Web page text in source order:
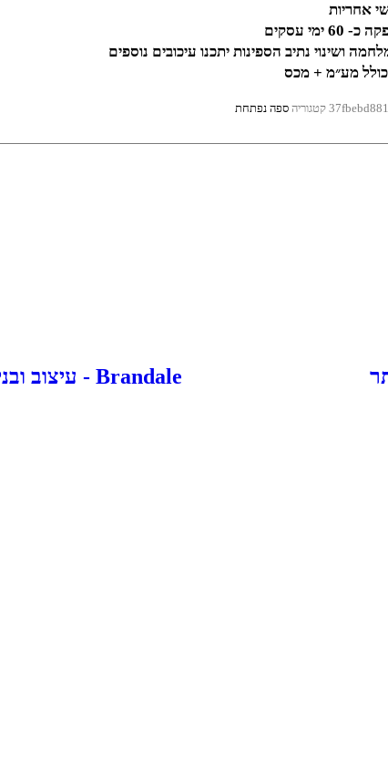
ימי עסקים
ושינוי נתיב הספינות יתכנו עיכובים נוספים
מע״מ + מכס
קטגוריה ספה נפתחת
Brandale - עיצוב ובניית אתרים